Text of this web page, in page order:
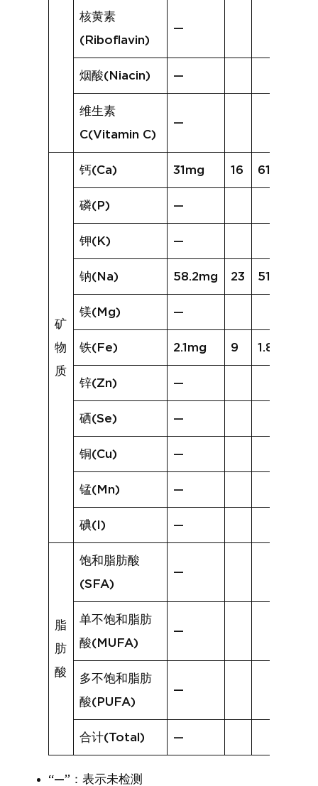
核黄素
(Riboflavin)
—
烟酸(Niacin) —
维生素
C(Vitamin C)
—
矿
物
质
钙(Ca) 31mg 16 61mg
磷(P) —
钾(K) —
钠(Na) 58.2mg 23 511.7mg
镁(Mg) —
铁(Fe) 2.1mg 9 1.8mg
锌(Zn) —
硒(Se) —
铜(Cu) —
锰(Mn) —
碘(I) —
脂
肪
酸
饱和脂肪酸
(SFA)
—
单不饱和脂肪
酸(MUFA)
—
多不饱和脂肪
酸(PUFA)
—
合计(Total) —
“—”：表示未检测